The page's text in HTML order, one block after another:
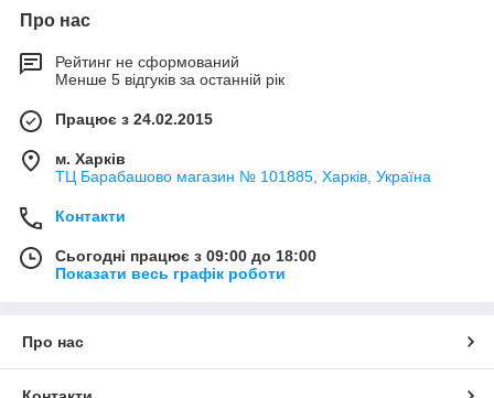
Про нас
Рейтинг не сформований
Менше 5 відгуків за останній рік
Працює з 24.02.2015
м. Харків
ТЦ Барабашово магазин № 101885, Харків, Україна
Контакти
Сьогодні працює з 09:00 до 18:00
Показати весь графік роботи
Про нас